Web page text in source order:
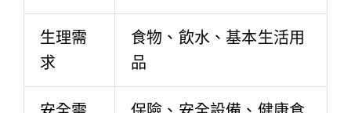
生理需
求
食物、飲水、基本生活用
品